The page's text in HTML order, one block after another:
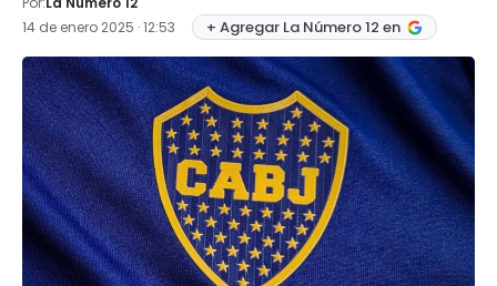
14 de enero 2025 · 12:53
+ Agregar La Número 12 en